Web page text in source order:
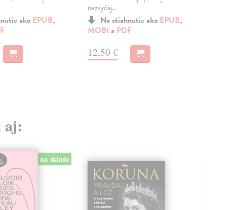
ako EPUB,
nezvyčaj...
Na stiahnutie ako EPUB,
MOBI a PDF
12,50 €
aj:
na sklade